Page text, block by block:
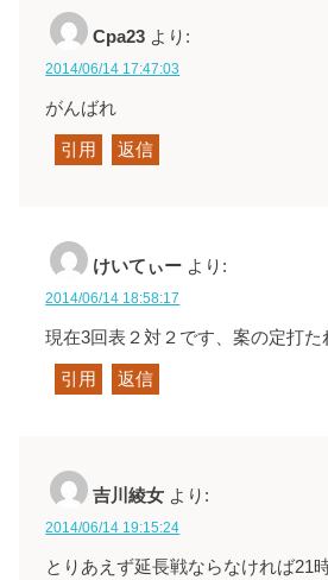
Cpa23 より:
2014/06/14 17:47:03
がんばれ
引用 返信
けいてぃー より:
2014/06/14 18:58:17
現在3回表２対２です、案の定打た
引用 返信
吉川綾女 より:
2014/06/14 19:15:24
とりあえず延長戦ならなければ21